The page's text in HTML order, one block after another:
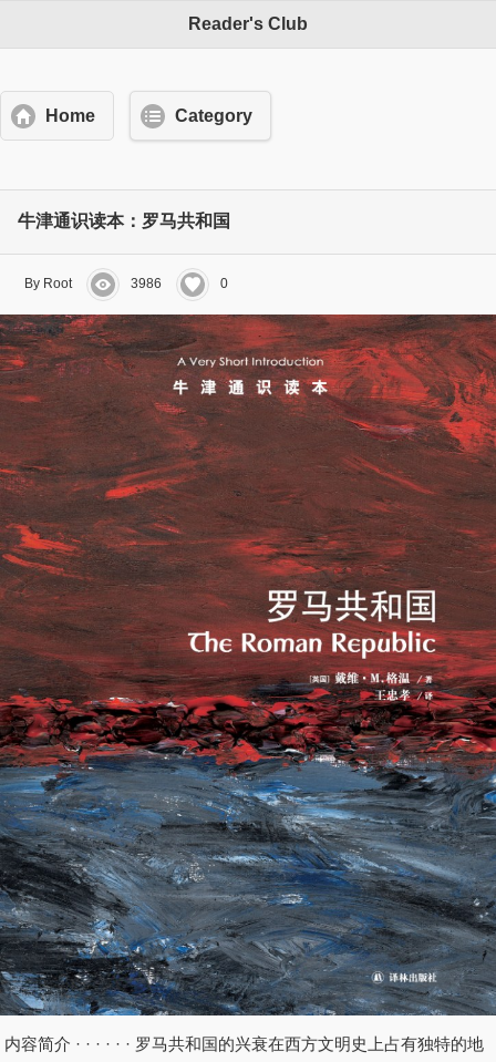
Reader's Club
Home Category
牛津通识读本：罗马共和国
By Root 3986 0
内容简介 · · · · · · 罗马共和国的兴衰在西方文明史上占有独特的地